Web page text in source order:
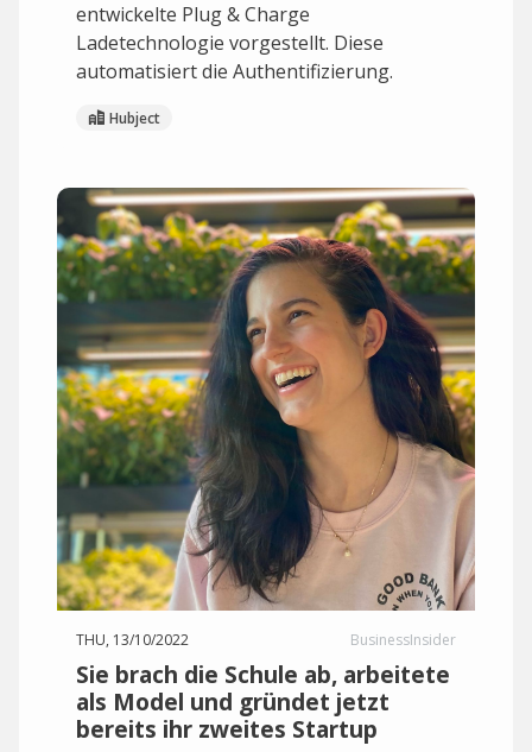
entwickelte Plug & Charge
Ladetechnologie vorgestellt. Diese
automatisiert die Authentifizierung.
Hubject
THU, 13/10/2022 BusinessInsider
Sie brach die Schule ab, arbeitete
als Model und gründet jetzt
bereits ihr zweites Startup